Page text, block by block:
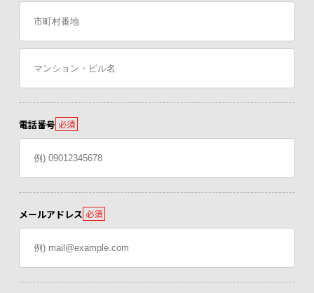
電話番号 必須
メールアドレス 必須